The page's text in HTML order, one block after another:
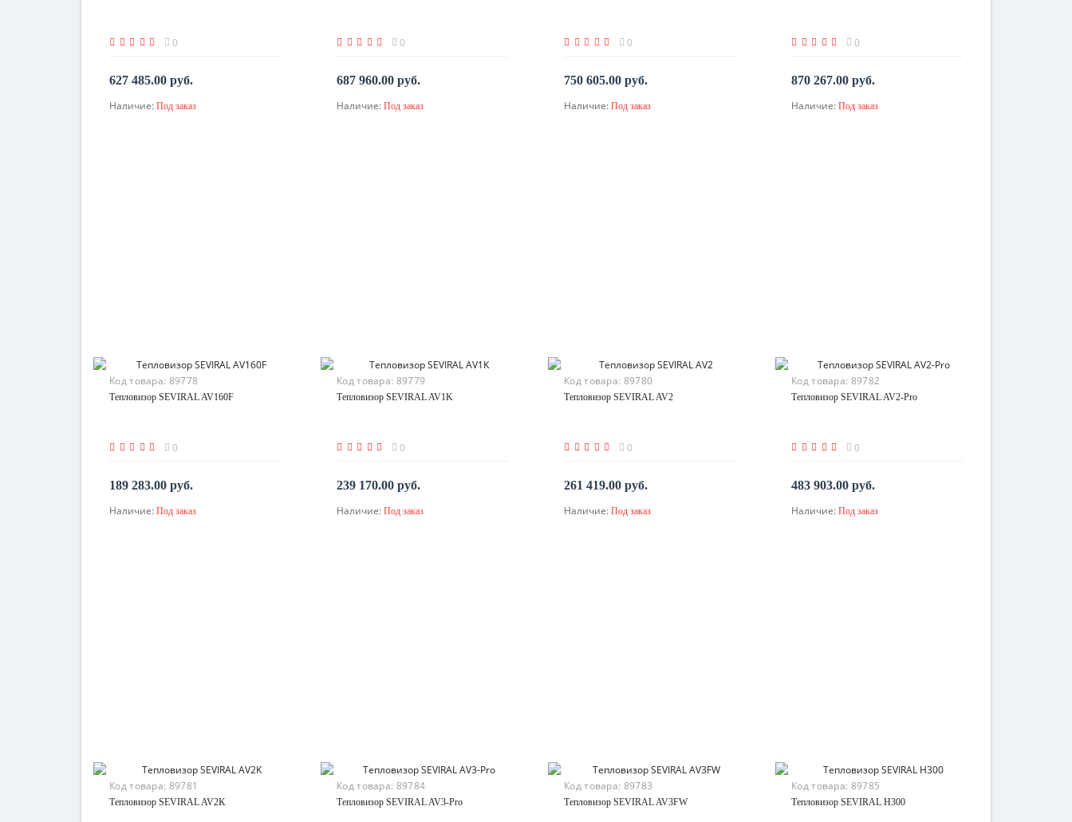
0
627 485.00 руб.
По запросу
Наличие: Под заказ
0
687 960.00 руб.
По запросу
Наличие: Под заказ
0
750 605.00 руб.
По запросу
Наличие: Под заказ
0
870 267.00 руб.
По запросу
Наличие: Под заказ
Код товара: 89778
Тепловизор SEVIRAL AV160F
0
189 283.00 руб.
По запросу
Наличие: Под заказ
Код товара: 89779
Тепловизор SEVIRAL AV1K
0
239 170.00 руб.
По запросу
Наличие: Под заказ
Код товара: 89780
Тепловизор SEVIRAL AV2
0
261 419.00 руб.
По запросу
Наличие: Под заказ
Код товара: 89782
Тепловизор SEVIRAL AV2-Pro
0
483 903.00 руб.
По запросу
Наличие: Под заказ
Код товара: 89781
Тепловизор SEVIRAL AV2K
Код товара: 89784
Тепловизор SEVIRAL AV3-Pro
Код товара: 89783
Тепловизор SEVIRAL AV3FW
Код товара: 89785
Тепловизор SEVIRAL H300